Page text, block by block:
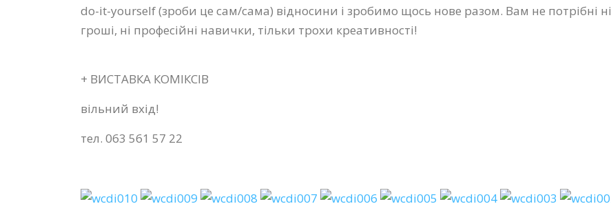
do-it-yourself (зроби це сам/сама) відносини і зробимо щось нове разом. Вам не потрібні ні
гроші, ні професійні навички, тільки трохи креативності!
+ ВИСТАВКА КОМІКСІВ
вільний вхід!
тел. 063 561 57 22